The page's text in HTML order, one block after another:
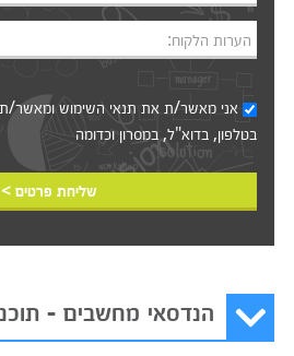
הערות הלקוח:
אני מאשר/ת את תנאי השימושומאשר/ת
בטלפון, בדוא"ל, במסרון וכדומה‎‎
שליחת פרטים >
הנדסאי מחשבים -